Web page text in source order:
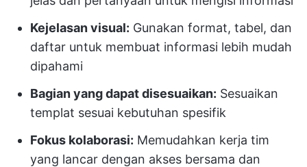
Kejelasan visual: Gunakan format, tabel, dan
daftar untuk membuat informasi lebih mudah
dipahami
Bagian yang dapat disesuaikan: Sesuaikan
templat sesuai kebutuhan spesifik
Fokus kolaborasi: Memudahkan kerja tim
yang lancar dengan akses bersama dan